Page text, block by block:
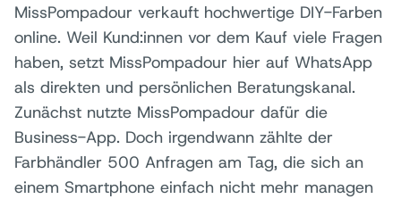
MissPompadour verkauft hochwertige DIY-Farben
online. Weil Kund:innen vor dem Kauf viele Fragen
haben, setzt MissPompadour hier auf WhatsApp
als direkten und persönlichen Beratungskanal.
Zunächst nutzte MissPompadour dafür die
Business-App. Doch irgendwann zählte der
Farbhändler 500 Anfragen am Tag, die sich an
einem Smartphone einfach nicht mehr managen